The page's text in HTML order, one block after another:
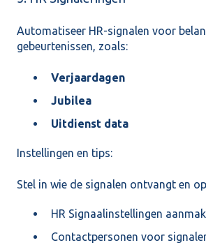
Automatiseer HR-signalen voor
gebeurtenissen, zoals:
Verjaardagen
Jubilea
Uitdienst data
Instellingen en tips:
Stel in wie de signalen ontvangt en
HR Signaalinstellingen
Contactpersonen voor